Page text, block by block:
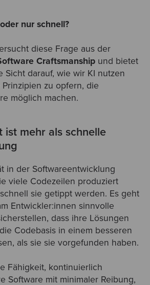
nur schnell?
diese Frage aus der
Craftsmanshipund bietet
Sicht darauf, wie wir KI nutzen
zu opfern, die
möglich machen.
ist mehr als schnelle
in der Softwareentwicklung
viele Codezeilen produziert
sie getippt werden. Es geht
Entwickler:innen sinnvolle
dass ihre Lösungen
Codebasis in einem besseren
als sie sie vorgefunden haben.
Fähigkeit, kontinuierlich
Software mit minimaler Reibung,